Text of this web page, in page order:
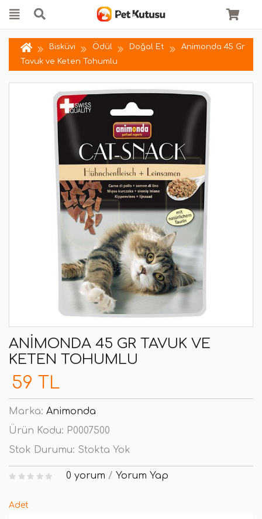
Bisküvi Ödül Doğal Et
Animonda 45 Gr
Tavuk ve Keten Tohumlu
ANIMONDA 45 GR TAVUK VE
KETEN TOHUMLU
59 TL
Marka: Animonda
Ürün Kodu: P0007500
Stok Durumu: Stokta Yok
0 yorum / Yorum Yap
Adet